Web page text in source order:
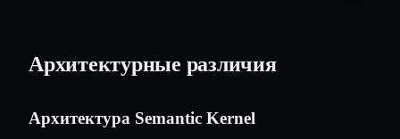
Архитектурные различия
Архитектура Semantic Kernel